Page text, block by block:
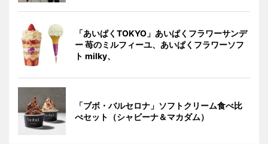
「あいぱくTOKYO」あいぱくフラワーサンデ
ー 苺のミルフィーユ、あいぱくフラワーソフ
ト milky、
「ブボ・バルセロナ」ソフトクリーム食べ比
べセット（シャビーナ＆マカダム）